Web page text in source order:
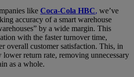
like Coca-Cola HBC, we’ve
accuracy of a smart warehouse
by a wide margin. This
with the faster turnover time,
overall customer satisfaction. This, in
return rate, removing unnecessary
as a whole.